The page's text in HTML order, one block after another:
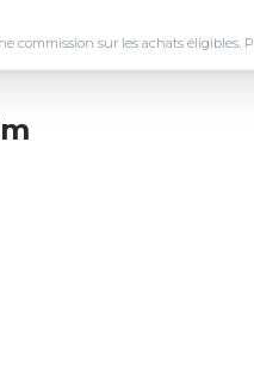
commission sur les achats éligibles.